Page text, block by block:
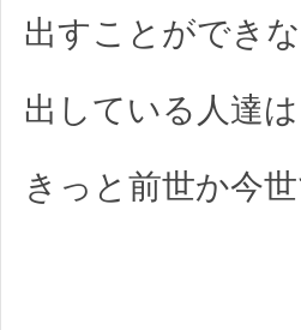
出すことができ
出している人達は
きっと前世か今